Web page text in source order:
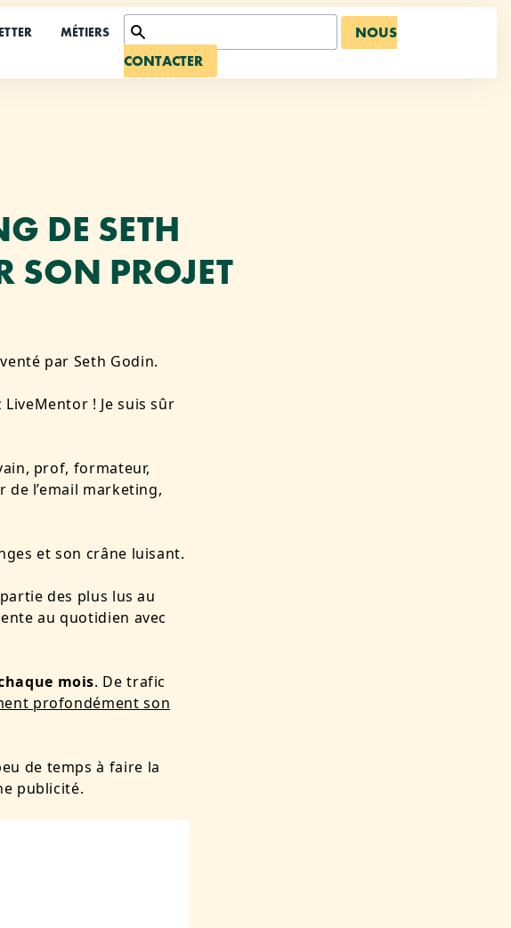
MÉTIERS
NOUS
CONTACTER
DE SETH
PROJET
par Seth Godin.
! Je suis sûr
prof, formateur,
de l’email marketing,
et son crâne luisant.
des plus lus au
au quotidien avec
mois. De trafic
profondément son
de temps à faire la
publicité.